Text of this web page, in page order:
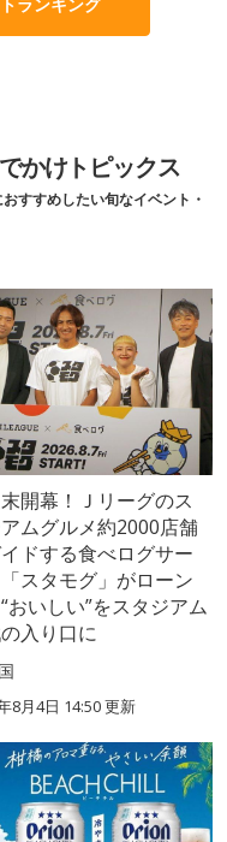
かけトピックス
すすめしたい旬なイベント・
開幕！Ｊリーグのス
ムグルメ約2000店舗
ドする食べログサー
スタモグ」がローン
おいしい”をスタジアム
入り口に
8月4日 14:50更新